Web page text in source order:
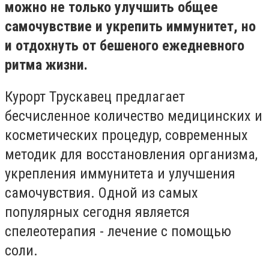
можно не только улучшить общее
самочувствие и укрепить иммунитет, но
и отдохнуть от бешеного ежедневного
ритма жизни.
Курорт Трускавец предлагает
бесчисленное количество медицинских и
косметических процедур, современных
методик для восстановления организма,
укрепления иммунитета и улучшения
самочувствия. Одной из самых
популярных сегодня является
спелеотерапия - лечение с помощью
соли.